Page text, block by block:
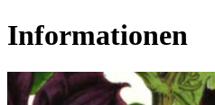
Informationen